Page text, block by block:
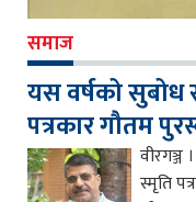
समाज
यस वर्षको सुबोध
पत्रकार गौतम
स्मृति